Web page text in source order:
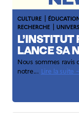
CULTURE |
RECHERCHE |
L’INSTITUT
LANCE SA
Nous sommes
notre... Lire la suite